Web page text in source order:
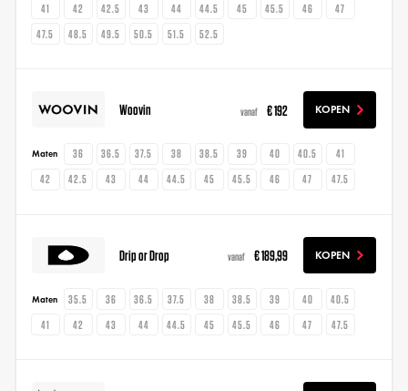
41
42 42.5 43 44 44.5 45 45.5 46
47
47.5
48.5 49.5 50.5 51.5 52.5
Woovin vanaf € 192 KOPEN
Maten 36 36.5 37.5 38 38.5 39 40 40.5
41
42
42.5 43 44 44.5 45 45.5 46 47 47.5
Drip or Drop vanaf € 189,99 KOPEN
Maten 35.5 36 36.5 37.5 38 38.5 39 40
40.5
41
42 43 44 44.5 45 45.5 46 47 47.5